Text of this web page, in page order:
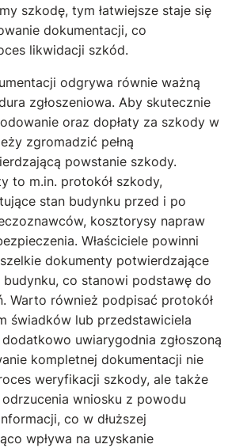
szkodę, tym łatwiejsze staje się
dokumentacji, co
likwidacji szkód.
odgrywa równie ważną
zgłoszeniowa. Aby skutecznie
oraz dopłaty za szkody w
zgromadzić pełną
powstanie szkody.
to m.in. protokół szkody,
stan budynku przed i po
kosztorysy napraw
Właściciele powinni
dokumenty potwierdzające
budynku, co stanowi podstawę do
Warto również podpisać protokół
świadków lub przedstawiciela
uwiarygodnia zgłoszoną
kompletnej dokumentacji nie
weryfikacji szkody, ale także
wniosku z powodu
co w dłuższej
wpływa na uzyskanie